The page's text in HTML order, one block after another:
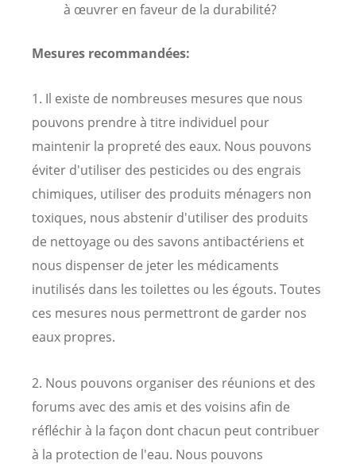
à œuvrer en faveur de la durabilité?
Mesures recommandées:
1. Il existe de nombreuses mesures que nous
pouvons prendre à titre individuel pour
maintenir la propreté des eaux. Nous pouvons
éviter d'utiliser des pesticides ou des engrais
chimiques, utiliser des produits ménagers non
toxiques, nous abstenir d'utiliser des produits
de nettoyage ou des savons antibactériens et
nous dispenser de jeter les médicaments
inutilisés dans les toilettes ou les égouts. Toutes
ces mesures nous permettront de garder nos
eaux propres.
2. Nous pouvons organiser des réunions et des
forums avec des amis et des voisins afin de
réfléchir à la façon dont chacun peut contribuer
à la protection de l'eau. Nous pouvons